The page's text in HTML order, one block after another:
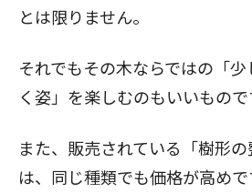
とは限りません。
それでもその木ならではの「
く姿」を楽しむのもいいもので
また、販売されている「樹形の
は、同じ種類でも価格が高め